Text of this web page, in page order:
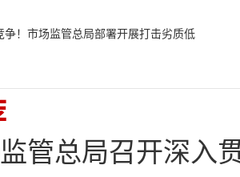
争！市场监管总局部署开展打击劣质低
管总局召开深入